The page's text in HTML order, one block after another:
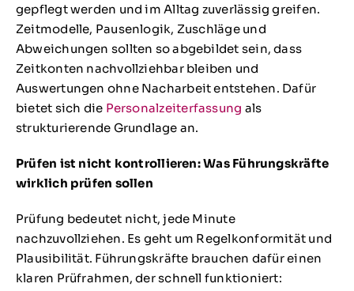
gepflegt werden und im Alltag zuverlässig greifen.
Zeitmodelle, Pausenlogik, Zuschläge und
Abweichungen sollten so abgebildet sein, dass
Zeitkonten nachvollziehbar bleiben und
Auswertungen ohne Nacharbeit entstehen. Dafür
bietet sich die Personalzeiterfassung als
strukturierende Grundlage an.
Prüfen ist nicht kontrollieren: Was Führungskräfte
wirklich prüfen sollen
Prüfung bedeutet nicht, jede Minute
nachzuvollziehen. Es geht um Regelkonformität und
Plausibilität. Führungskräfte brauchen dafür einen
klaren Prüfrahmen, der schnell funktioniert: